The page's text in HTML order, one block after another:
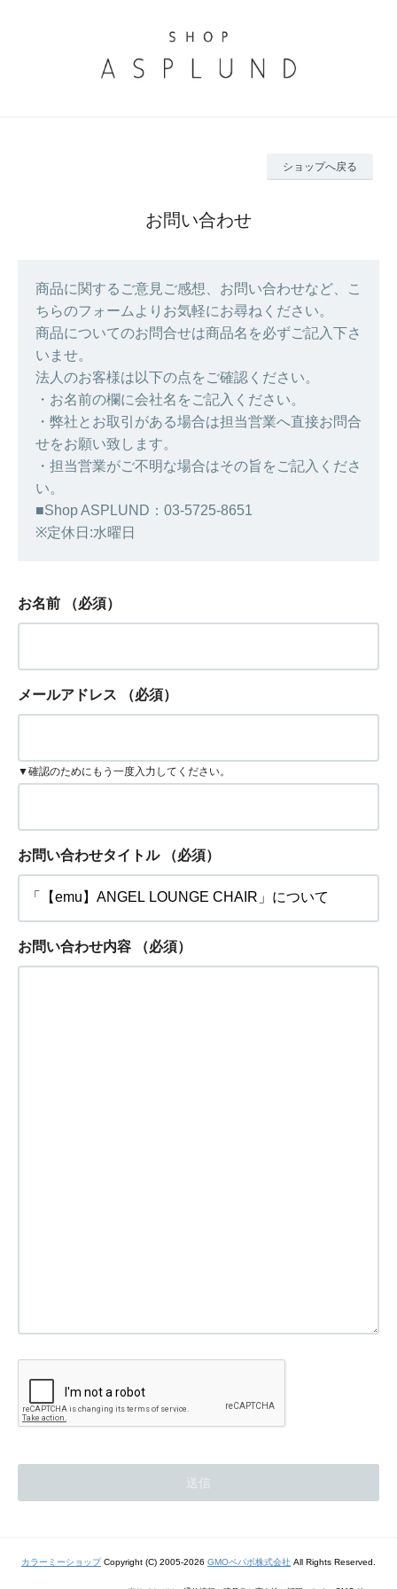
ショップへ戻る
お問い合わせ
商品に関するご意見ご感想、お問い合わせなど、こ
ちらのフォームよりお気軽にお尋ねください。
商品についてのお問合せは商品名を必ずご記入下さ
いませ。
法人のお客様は以下の点をご確認ください。
・お名前の欄に会社名をご記入ください。
・弊社とお取引がある場合は担当営業へ直接お問合
せをお願い致します。
・担当営業がご不明な場合はその旨をご記入くださ
い。
■Shop ASPLUND：03-5725-8651
※定休日:水曜日
お名前 （必須）
メールアドレス （必須）
▼確認のためにもう一度入力してください。
お問い合わせタイトル （必須）
お問い合わせ内容 （必須）
カラーミーショップCopyright (C) 2005-2026 GMOペパボ株式会社 All Rights Reserved.